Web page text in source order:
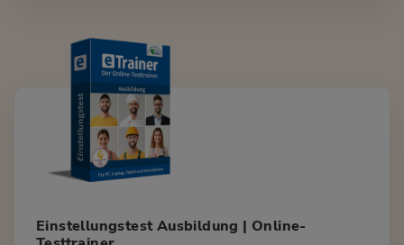
Einstellungstest Ausbildung | Online-